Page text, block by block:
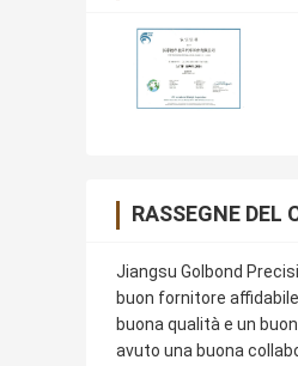
RASSEGNE DEL
Jiangsu Golbond
buon fornitore
buona qualità e un
avuto una buona